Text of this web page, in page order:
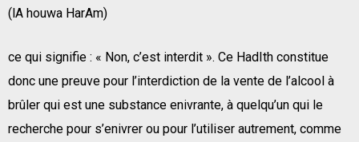
(lA houwa HarAm)
ce qui signifie : « Non, c’est interdit ». Ce HadIth constitue
donc une preuve pour l’interdiction de la vente de l’alcool à
brûler qui est une substance enivrante, à quelqu’un qui le
recherche pour s’enivrer ou pour l’utiliser autrement, comme